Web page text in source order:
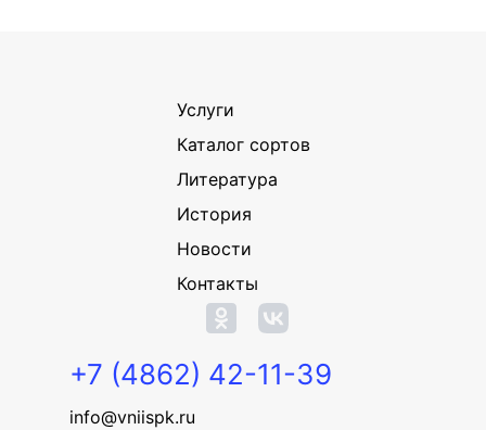
Услуги
Каталог сортов
Литература
История
Новости
Контакты
+7 (4862) 42-11-39
info@vniispk.ru